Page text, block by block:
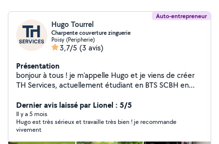
Auto-entrepreneur
Hugo Tourrel
Charpente couverture zinguerie
Poisy (Peripherie)
3,7/5 (3 avis)
Présentation
bonjour à tous ! je m'appelle Hugo et je viens de créer
TH Services, actuellement étudiant en BTS SCBH en
du bois depuis mes 12ans j'ai décidé d'ouvrir ma micro
entreprise en parallèle de mes études. Je propose mes
services sur Annecy et les alentours pour : Petit travaux
et entretien de Zinguerie, toiture et de velux
Dernier avis laissé par Lionel : 5/5
Il y a 5 mois
Hugo est très sérieux et travaille très bien ! je recommande
vivement